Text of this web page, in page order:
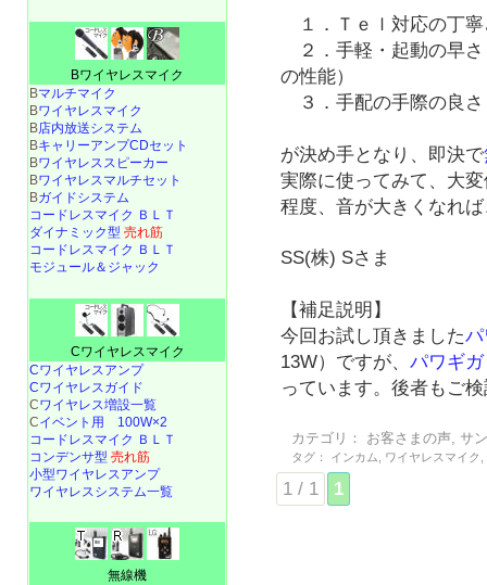
１．Ｔｅｌ対応の丁寧
２．手軽・起動の早さ
の性能）
３．手配の手際の良さ
が決め手となり、即決で
実際に使ってみて、大
程度、音が大きくなれ
SS(株) Sさま
【補足説明】
今回お試し頂きました
13W）ですが、パワギ
っています。後者もご
カテゴリ： お客さまの声 ,サ
タグ： インカム ワイヤレスマイク
1 / 1 1
Bワイヤレスマイク
Bマルチマイク
Bワイヤレスマイク
B店内放送システム
BキャリーアンプCDセット
Bワイヤレススピーカー
Bワイヤレスマルチセット
Bガイドシステム
コードレスマイク ＢＬＴ
ダイナミック型 売れ筋
コードレスマイク ＢＬＴ
モジュール＆ジャック
Cワイヤレスマイク
Cワイヤレスアンプ
Cワイヤレスガイド
Cワイヤレス増設一覧
Cイベント用 100W×2
コードレスマイク ＢＬＴ
コンデンサ型 売れ筋
小型ワイヤレスアンプ
ワイヤレスシステム一覧
無線機